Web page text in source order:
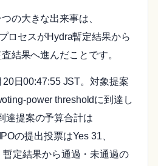
の大きな出来事は、
ロセスがHydra暫定結果から
結果へ進んだことです。
日00:47:55 JST。対象提案
power thresholdに到達し
達提案の予算合計は
の提出投票はYes 31、
定結果から通過・未通過の